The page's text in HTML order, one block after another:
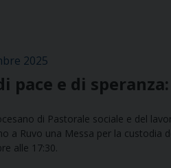
2025
pace e di
di Pastorale sociale e del
a Ruvo una Messa per la
alle 17:30.